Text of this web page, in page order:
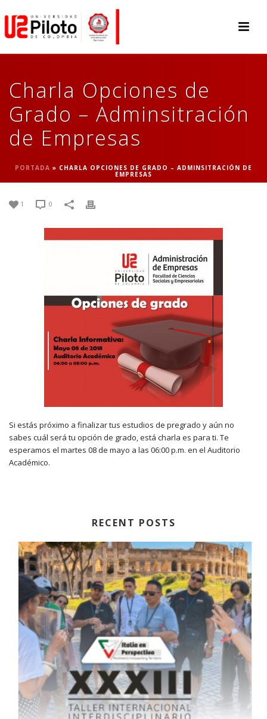
Charla Opciones de
Grado – Adminsitración
de Empresas
PORTADA » CHARLA OPCIONES DE GRADO – ADMINSITRACIÓN DE
EMPRESAS
1 0
Si estás próximo a finalizar tus estudios de pregrado y aún no
sabes cuál será tu opción de grado, está charla es para ti. Te
esperamos el martes 08 de mayo a las 06:00 p.m. en el Auditorio
Académico.
RECENT POSTS